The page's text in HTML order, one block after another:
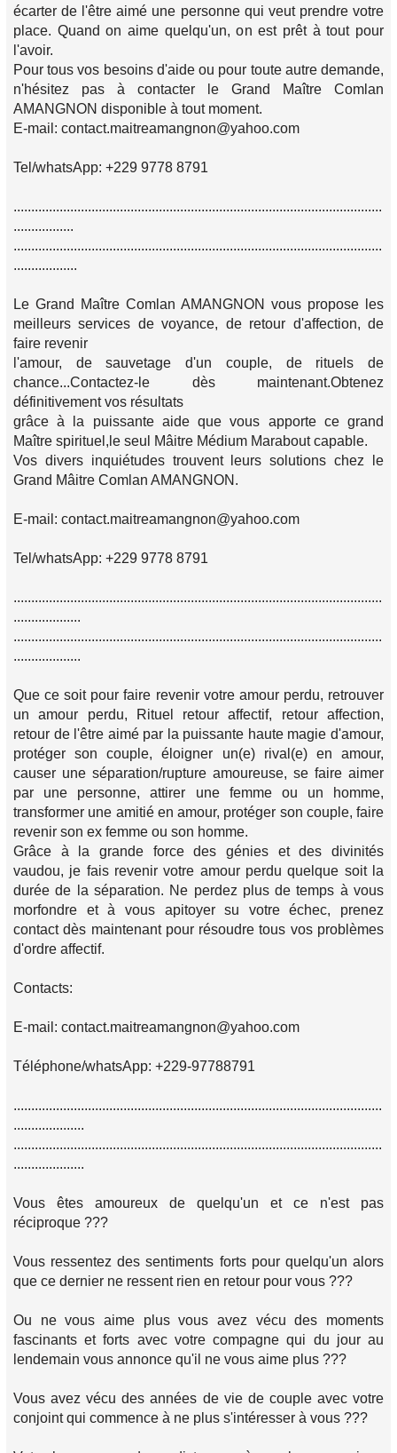
écarter de l'être aimé une personne qui veut prendre votre
place. Quand on aime quelqu'un, on est prêt à tout pour
l'avoir.
Pour tous vos besoins d'aide ou pour toute autre demande,
n'hésitez pas à contacter le Grand Maître Comlan
AMANGNON disponible à tout moment.
E-mail: contact.maitreamangnon@yahoo.com
Tel/whatsApp: +229 9778 8791
........................................................................................................
.................
........................................................................................................
..................
Le Grand Maître Comlan AMANGNON vous propose les
meilleurs services de voyance, de retour d'affection, de
faire revenir
l'amour, de sauvetage d'un couple, de rituels de
chance...Contactez-le dès maintenant.Obtenez
définitivement vos résultats
grâce à la puissante aide que vous apporte ce grand
Maître spirituel,le seul Mâitre Médium Marabout capable.
Vos divers inquiétudes trouvent leurs solutions chez le
Grand Mâitre Comlan AMANGNON.
E-mail: contact.maitreamangnon@yahoo.com
Tel/whatsApp: +229 9778 8791
........................................................................................................
...................
........................................................................................................
...................
Que ce soit pour faire revenir votre amour perdu, retrouver
un amour perdu, Rituel retour affectif, retour affection,
retour de l'être aimé par la puissante haute magie d'amour,
protéger son couple, éloigner un(e) rival(e) en amour,
causer une séparation/rupture amoureuse, se faire aimer
par une personne, attirer une femme ou un homme,
transformer une amitié en amour, protéger son couple, faire
revenir son ex femme ou son homme.
Grâce à la grande force des génies et des divinités
vaudou, je fais revenir votre amour perdu quelque soit la
durée de la séparation. Ne perdez plus de temps à vous
morfondre et à vous apitoyer su votre échec, prenez
contact dès maintenant pour résoudre tous vos problèmes
d'ordre affectif.
Contacts:
E-mail: contact.maitreamangnon@yahoo.com
Téléphone/whatsApp: +229-97788791
........................................................................................................
....................
........................................................................................................
....................
Vous êtes amoureux de quelqu'un et ce n'est pas
réciproque ???
Vous ressentez des sentiments forts pour quelqu'un alors
que ce dernier ne ressent rien en retour pour vous ???
Ou ne vous aime plus vous avez vécu des moments
fascinants et forts avec votre compagne qui du jour au
lendemain vous annonce qu'il ne vous aime plus ???
Vous avez vécu des années de vie de couple avec votre
conjoint qui commence à ne plus s'intéresser à vous ???